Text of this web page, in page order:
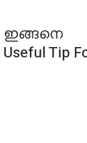
ഇങ്ങനെ
Tip